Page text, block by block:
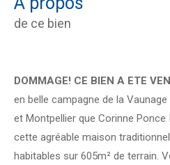
de ce bien
DOMMAGE! CE BIEN A ETE
en belle campagne de la
et Montpellier que Corinne
cette agréable maison
habitables sur 605m² de terrain.